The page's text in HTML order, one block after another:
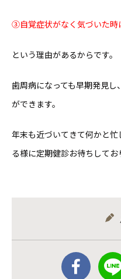
③自覚症状がなく気づいた時
という理由があるからです。
歯周病になっても早期発見
ができます。
年末も近づいてきて何かと
る様に定期健診お待ちしてお